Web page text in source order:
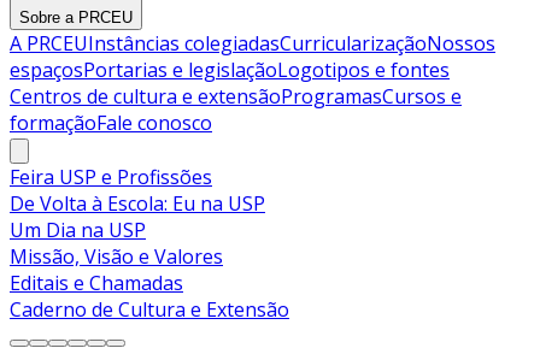
Sobre a PRCEU
A PRCEUInstâncias colegiadasCurricularizaçãoNossos
espaçosPortarias e legislaçãoLogotipos e fontes
Centros de cultura e extensãoProgramasCursos e
formaçãoFale conosco
Feira USP e Profissões
De Volta à Escola: Eu na USP
Um Dia na USP
Missão, Visão e Valores
Editais e Chamadas
Caderno de Cultura e Extensão